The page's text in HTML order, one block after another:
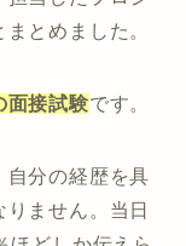
とめました。
面接試験です。
自分の経歴を具
ません。当日